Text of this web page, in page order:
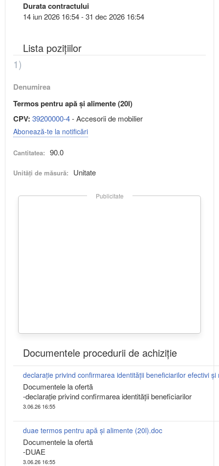
Durata contractului
14 iun 2026 16:54 - 31 dec 2026 16:54
Lista pozițiilor
1)
Denumirea
Termos pentru apă și alimente (20l)
CPV: 39200000-4- Accesorii de mobilier
Abonează-te la notificări
Cantitatea: 90.0
Unități de măsură: Unitate
Publicitate
Documentele procedurii de achiziție
Documentele la ofertă
-declarație privind confirmarea identității beneficiarilor
3.06.26 16:55
duae termos pentru apă și alimente (20l).doc
Documentele la ofertă
-DUAE
3.06.26 16:55